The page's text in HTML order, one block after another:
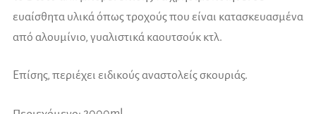
ευαίσθητα υλικά όπως τροχούς που είναι κατασκευασμένα
από αλουμίνιο, γυαλιστικά καουτσούκ κτλ.
Επίσης, περιέχει ειδικούς αναστολείς σκουριάς.